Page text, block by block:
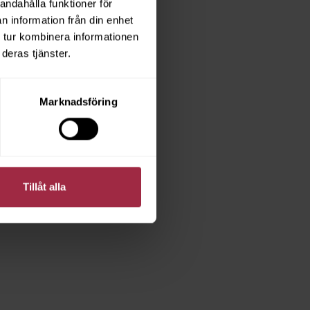
funktioner för
information från din enhet
kombinera informationen
tjänster.
Marknadsföring
Tillåt alla